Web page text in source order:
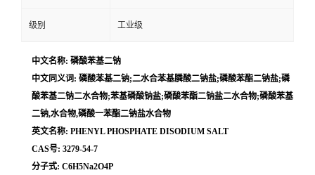
级别 工业级
中文名称: 磷酸苯基二钠
中文同义词: 磷酸苯基二钠;二水合苯基膦酸二钠盐;磷酸苯酯二钠盐;磷
酸苯基二钠二水合物;苯基磷酸钠盐;磷酸苯酯二钠盐二水合物;磷酸苯基
二钠,水合物,磷酸一苯酯二钠盐水合物
英文名称: PHENYL PHOSPHATE DISODIUM SALT
CAS号: 3279-54-7
分子式: C6H5Na2O4P